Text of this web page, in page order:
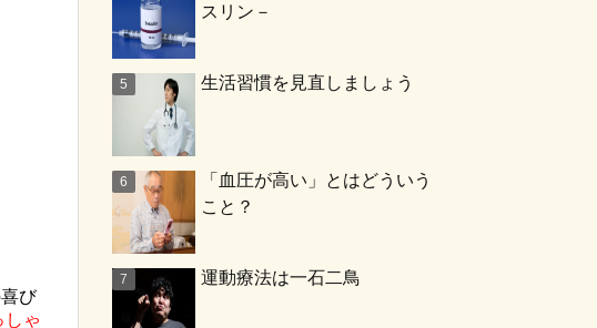
び
ゃ
スリン－
生活習慣を見直しましょう
「血圧が高い」とはどういう
こと？
運動療法は一石二鳥